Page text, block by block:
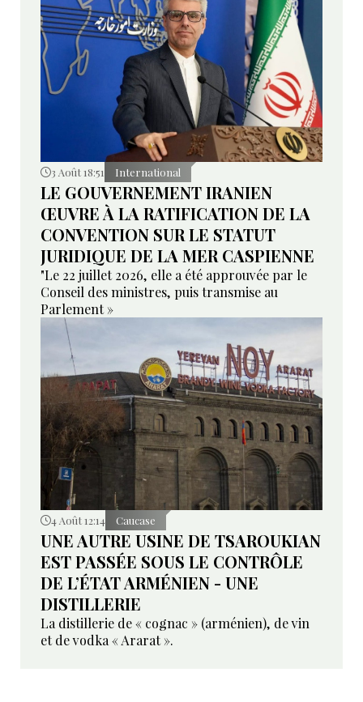
3 Août 18:51 International
LE GOUVERNEMENT IRANIEN
ŒUVRE À LA RATIFICATION DE LA
CONVENTION SUR LE STATUT
JURIDIQUE DE LA MER CASPIENNE
"Le 22 juillet 2026, elle a été approuvée par le
Conseil des ministres, puis transmise au
Parlement »
4 Août 12:14 Caucase
UNE AUTRE USINE DE TSAROUKIAN
EST PASSÉE SOUS LE CONTRÔLE
DE L’ÉTAT ARMÉNIEN - UNE
DISTILLERIE
La distillerie de « cognac » (arménien), de vin
et de vodka « Ararat ».